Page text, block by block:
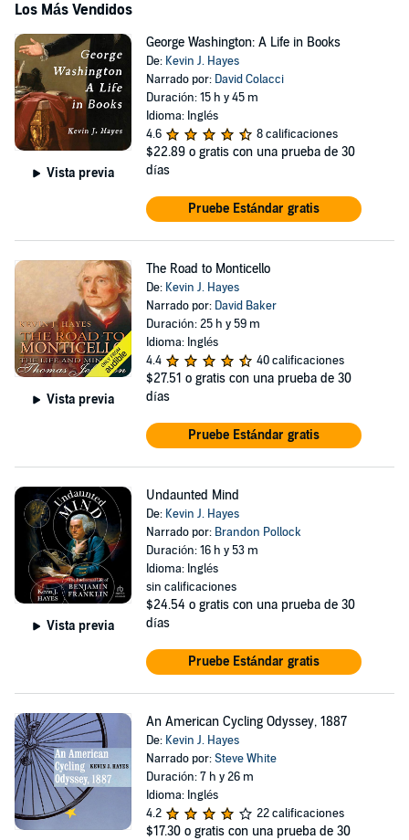
Los Más Vendidos
Vista previa
George Washington: A Life in Books
De: Kevin J. Hayes
Narrado por: David Colacci
Duración: 15 h y 45 m
Idioma: Inglés
4.6
8 calificaciones
$22.89 o gratis con una prueba de 30
días
Pruebe Estándar gratis
Vista previa
The Road to Monticello
De: Kevin J. Hayes
Narrado por: David Baker
Duración: 25 h y 59 m
Idioma: Inglés
4.4
40 calificaciones
$27.51 o gratis con una prueba de 30
días
Pruebe Estándar gratis
Vista previa
Undaunted Mind
De: Kevin J. Hayes
Narrado por: Brandon Pollock
Duración: 16 h y 53 m
Idioma: Inglés
sin calificaciones
$24.54 o gratis con una prueba de 30
días
Pruebe Estándar gratis
An American Cycling Odyssey, 1887
De: Kevin J. Hayes
Narrado por:Steve White
Duración: 7 h y 26 m
Idioma: Inglés
4.2
22 calificaciones
$17.30 o gratis con una prueba de 30